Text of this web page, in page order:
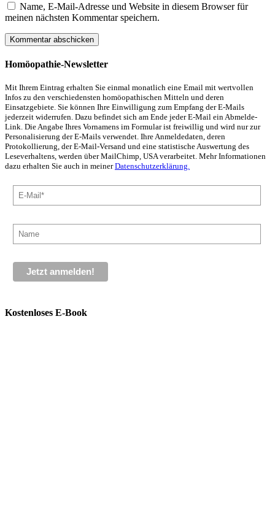
Name, E-Mail-Adresse und Website in diesem Browser für
meinen nächsten Kommentar speichern.
Homöopathie-Newsletter
Mit Ihrem Eintrag erhalten Sie einmal monatlich eine Email mit wertvollen
Infos zu den verschiedensten homöopathischen Mitteln und deren
Einsatzgebiete. Sie können Ihre Einwilligung zum Empfang der E-Mails
jederzeit widerrufen. Dazu befindet sich am Ende jeder E-Mail ein Abmelde-
Link. Die Angabe Ihres Vornamens im Formular ist freiwillig und wird nur zur
Personalisierung der E-Mails verwendet. Ihre Anmeldedaten, deren
Protokollierung, der E-Mail-Versand und eine statistische Auswertung des
Leseverhaltens, werden über MailChimp, USA verarbeitet. Mehr Informationen
dazu erhalten Sie auch in meinerDatenschutzerklärung.
Kostenloses E-Book